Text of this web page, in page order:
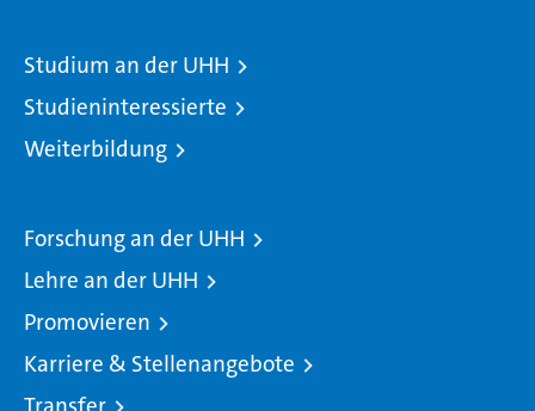
Studium an der UHH
Studieninteressierte
Weiterbildung
Forschung an der UHH
Lehre an der UHH
Promovieren
Karriere & Stellenangebote